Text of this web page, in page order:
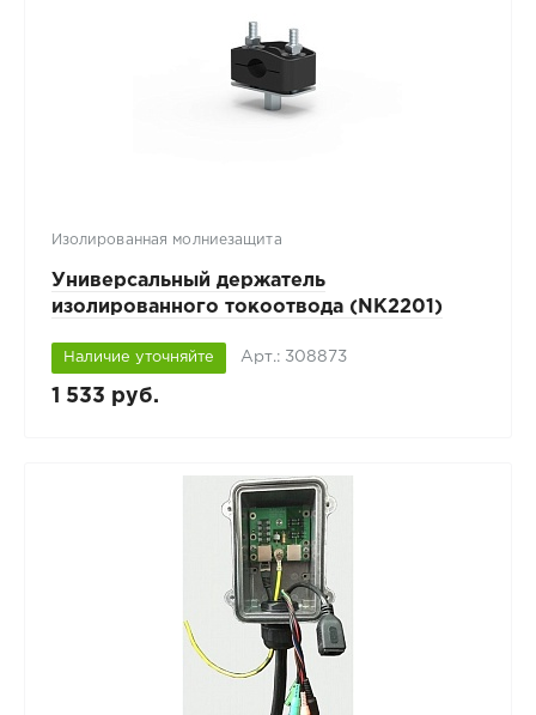
Изолированная молниезащита
Универсальный держатель
изолированного токоотвода (NK2201)
Наличие уточняйте Арт.: 308873
1 533 руб.